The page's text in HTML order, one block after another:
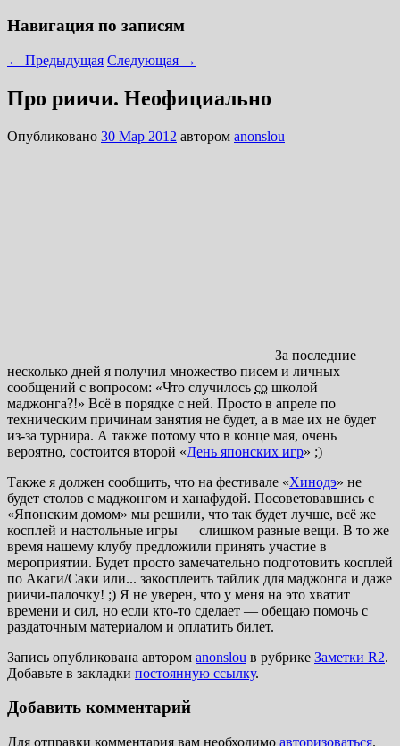
Навигация по записям
← Предыдущая Следующая →
Про риичи. Неофициально
Опубликовано 30 Мар 2012 автором anonslou
За последние
несколько дней я получил множество писем и личных
сообщений с вопросом: «Что случилось со школой
маджонга?!» Всё в порядке с ней. Просто в апреле по
техническим причинам занятия не будет, а в мае их не будет
из-за турнира. А также потому что в конце мая, очень
вероятно, состоится второй «День японских игр» ;)
Также я должен сообщить, что на фестивале «Хинодэ» не
будет столов с маджонгом и ханафудой. Посоветовавшись с
«Японским домом» мы решили, что так будет лучше, всё же
косплей и настольные игры — слишком разные вещи. В то же
время нашему клубу предложили принять участие в
мероприятии. Будет просто замечательно подготовить косплей
по Акаги/Саки или... закосплеить тайлик для маджонга и даже
риичи-палочку! ;) Я не уверен, что у меня на это хватит
времени и сил, но если кто-то сделает — обещаю помочь с
раздаточным материалом и оплатить билет.
Запись опубликована автором anonslou в рубрике Заметки R2.
Добавьте в закладки постоянную ссылку.
Добавить комментарий
Для отправки комментария вам необходимо авторизоваться.